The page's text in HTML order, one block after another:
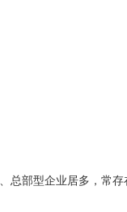
部型企业居多，常存